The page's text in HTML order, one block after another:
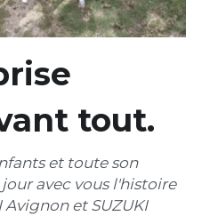
tout.
et toute son
avec vous l'histoire
Avignon et SUZUKI